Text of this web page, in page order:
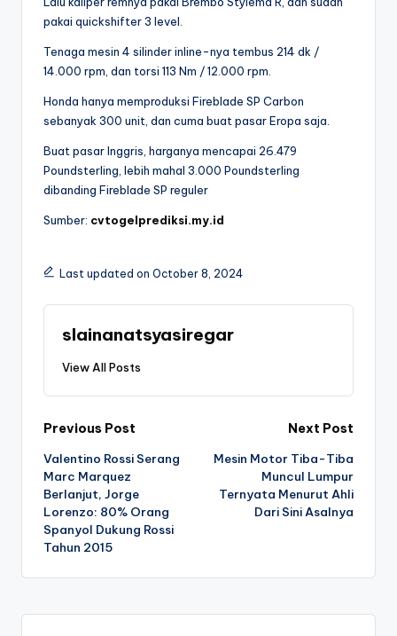
pakai quickshifter 3 level.
Tenaga mesin 4 silinder inline-nya tembus 214 dk /
14.000 rpm, dan torsi 113 Nm / 12.000 rpm.
Honda hanya memproduksi Fireblade SP Carbon
sebanyak 300 unit, dan cuma buat pasar Eropa saja.
Buat pasar Inggris, harganya mencapai 26.479
Poundsterling, lebih mahal 3.000 Poundsterling
dibanding Fireblade SP reguler
Sumber: cvtogelprediksi.my.id
Last updated on October 8, 2024
slainanatsyasiregar
View All Posts
Post
navigation
Previous Post
Valentino Rossi Serang
Marc Marquez
Berlanjut, Jorge
Lorenzo: 80% Orang
Spanyol Dukung Rossi
Tahun 2015
Next Post
Mesin Motor Tiba-Tiba
Muncul Lumpur
Ternyata Menurut Ahli
Dari Sini Asalnya